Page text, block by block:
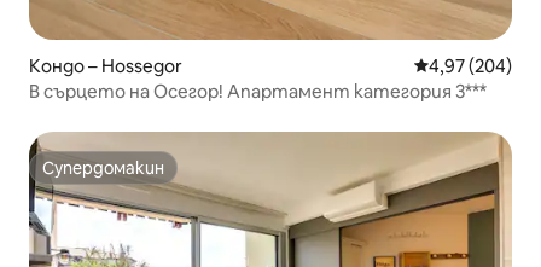
Кондо – Hossegor Средна
4,97 (204)
В сърцето на Осегор! Апартамент категория 3***
Супердомакин
Супердомакин